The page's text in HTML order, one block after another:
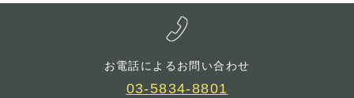
お電話によるお問い合わせ
03-5834-8801